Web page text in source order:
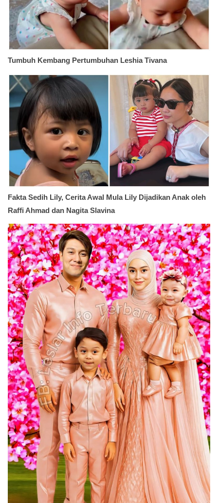
Tumbuh Kembang Pertumbuhan Leshia Tivana
Fakta Sedih Lily, Cerita Awal Mula Lily Dijadikan Anak oleh
Raffi Ahmad dan Nagita Slavina